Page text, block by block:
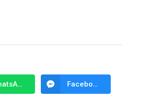
WhatsApp Facebook Messenger